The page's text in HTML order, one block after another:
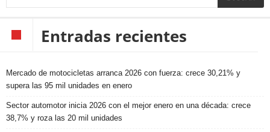
Entradas recientes
Mercado de motocicletas arranca 2026 con fuerza: crece 30,21% y
supera las 95 mil unidades en enero
Sector automotor inicia 2026 con el mejor enero en una década: crece
38,7% y roza las 20 mil unidades